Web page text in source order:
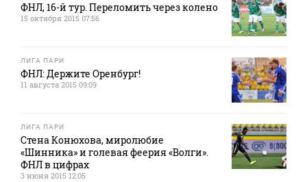
ФНЛ, 16-й тур. Переломить через колено
15 октября 2015 07:56
ЛИГА ПАРИ
ФНЛ: Держите Оренбург!
11 августа 2015 09:09
ЛИГА ПАРИ
Стена Конюхова, миролюбие
«Шинника» и голевая феерия «Волги».
ФНЛ в цифрах
3 июня 2015 12:05